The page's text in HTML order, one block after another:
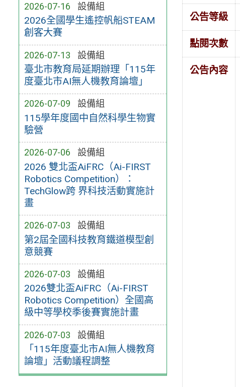
2026-07-16 設備組
2026全國學生遙控帆船STEAM
創客大賽
2026-07-13 設備組
臺北市教育局延期辦理「115年
度臺北市AI無人機教育論壇」
2026-07-09 設備組
115學年度國中自然科學生物實
驗營
2026-07-06 設備組
2026 雙北盃AiFRC（Ai-FIRST
Robotics Competition）：
TechGlow跨 界科技活動實施計
畫
2026-07-03 設備組
第2屆全國科技教育鐵道模型創
意競賽
2026-07-03 設備組
2026雙北盃AiFRC（Ai-FIRST
Robotics Competition）全國高
級中等學校季後賽實施計畫
2026-07-03 設備組
「115年度臺北市AI無人機教育
論壇」活動議程調整
公告等級
點閱次數
公告內容